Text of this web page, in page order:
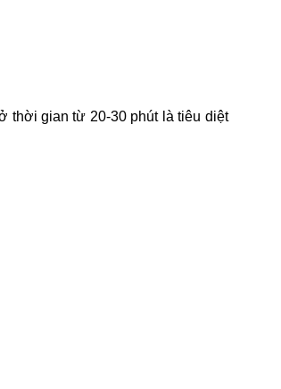
thời gian từ 20-30 phút là tiêu diệt